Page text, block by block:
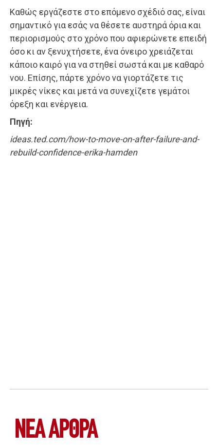
Καθώς εργάζεστε στο επόμενο σχέδιό σας, είναι
σημαντικό για εσάς να θέσετε αυστηρά όρια και
περιορισμούς στο χρόνο που αφιερώνετε επειδή
όσο κι αν ξενυχτήσετε, ένα όνειρο χρειάζεται
κάποιο καιρό για να στηθεί σωστά και με καθαρό
νου. Επίσης, πάρτε χρόνο να γιορτάζετε τις
μικρές νίκες και μετά να συνεχίζετε γεμάτοι
όρεξη και ενέργεια.
Πηγή:
ideas.ted.com/how-to-move-on-after-failure-and-
rebuild-confidence-erika-hamden
ΝΕΑ ΆΡΘΡΑ